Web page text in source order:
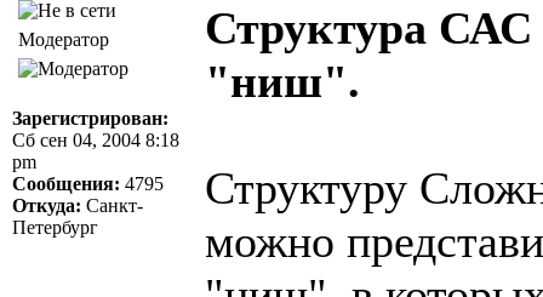
Модератор
Зарегистрирован:
Сб сен 04, 2004 8:18
pm
Сообщения: 4795
Откуда: Санкт-
Петербург
Структура САС
"ниш".
Структуру
можно